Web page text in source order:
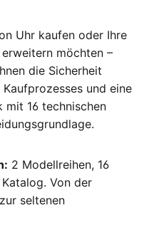
Uhr kaufen oder Ihre
möchten –
die Sicherheit
und eine
mit 16 technischen
2 Modellreihen, 16
Von der
seltenen